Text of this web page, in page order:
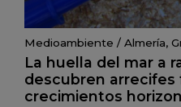
Medioambiente / Almería,
La huella del mar a
descubren arrecifes
crecimientos